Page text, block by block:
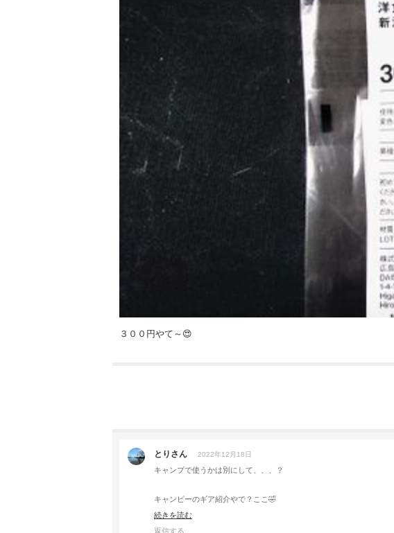
３００円やて～😍
とりさん 2022年12月18日
キャンプで使うかは別にして、、、？
キャンピーのギア紹介やで？ここ🤣
でも、確かにエジプト設定やら金は必要やなー😁👍
続きを読む
返信する